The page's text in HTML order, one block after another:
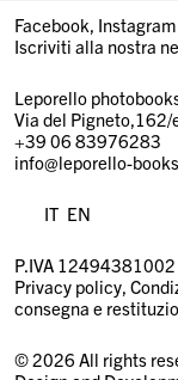
Facebook Instagram
Iscriviti alla nostra
Leporello
Via del
+39 06 83976283
info@leporello-
IT EN
P.IVA 12494381002
Privacy policy
consegna e
© 2026 All rights